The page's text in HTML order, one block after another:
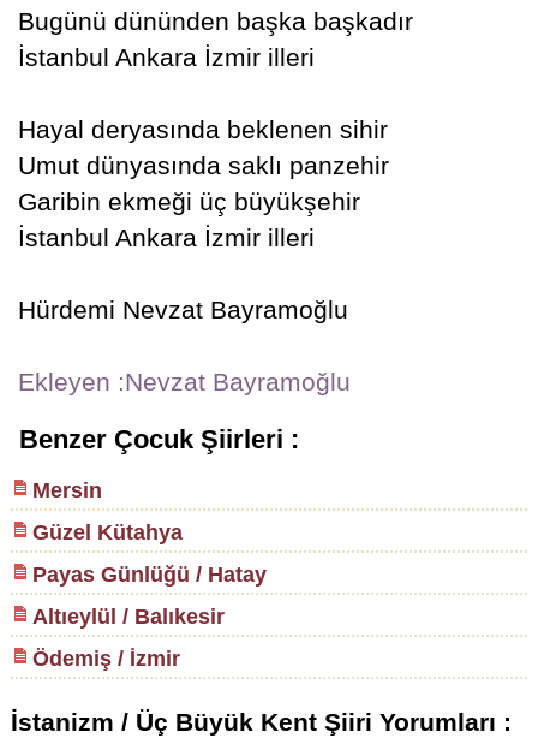
Bugünü dününden başka başkadır
İstanbul Ankara İzmir illeri
Hayal deryasında beklenen sihir
Umut dünyasında saklı panzehir
Garibin ekmeği üç büyükşehir
İstanbul Ankara İzmir illeri
Hürdemi Nevzat Bayramoğlu
Ekleyen :Nevzat Bayramoğlu
Benzer Çocuk Şiirleri :
Mersin
Güzel Kütahya
Payas Günlüğü / Hatay
Altıeylül / Balıkesir
Ödemiş / İzmir
İstanizm / Üç Büyük Kent Şiiri Yorumları :